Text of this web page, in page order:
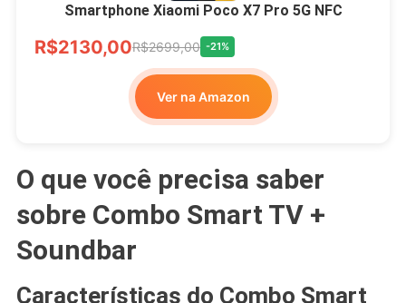
Smartphone Xiaomi Poco X7 Pro 5G NFC
R$2130,00R$2699,00 -21%
Ver na Amazon
O que você precisa saber
sobre Combo Smart TV +
Soundbar
Características do Combo Smart